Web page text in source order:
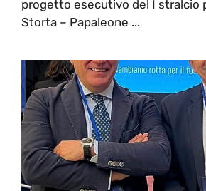
progetto esecutivo del I stralcio
Storta – Papaleone ...